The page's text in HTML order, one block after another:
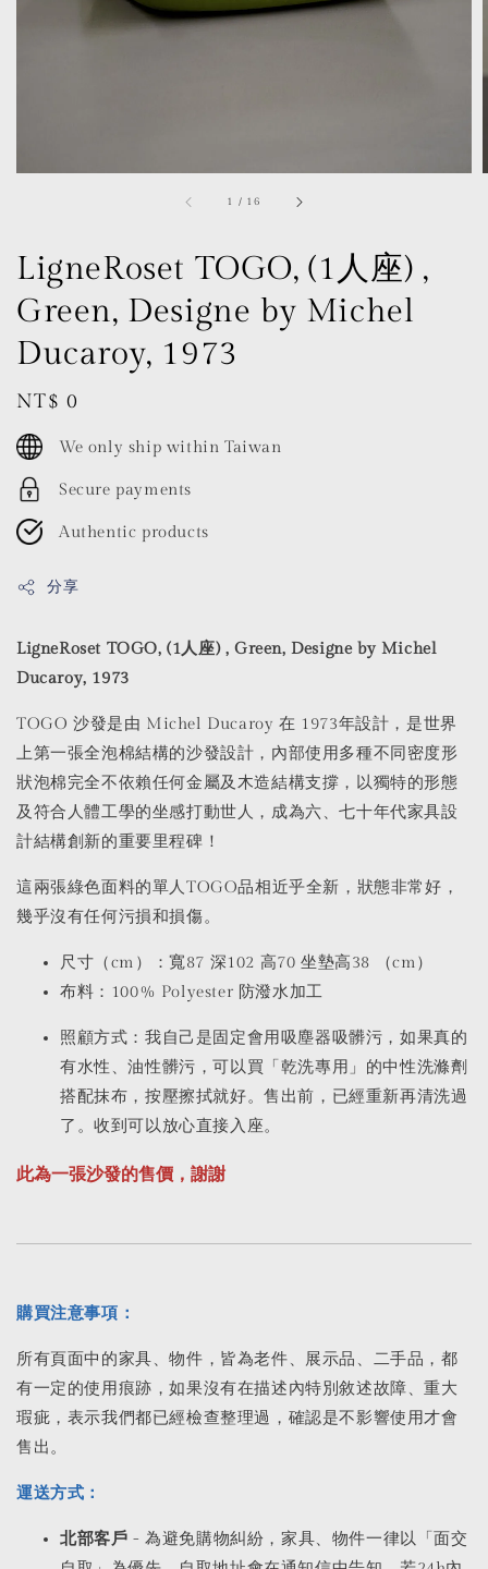
1 / 16
LigneRoset TOGO, (1人座) ,
Green, Designe by Michel
Ducaroy, 1973
Regular
price
NT$ 0
We only ship within Taiwan
Secure payments
Authentic products
分享
LigneRoset TOGO, (1人座) , Green, Designe by Michel
Ducaroy, 1973
TOGO 沙發是由 Michel Ducaroy 在 1973年設計，是世界
上第一張全泡棉結構的沙發設計，內部使用多種不同密度形
狀泡棉完全不依賴任何金屬及木造結構支撐，以獨特的形態
及符合人體工學的坐感打動世人，成為六、七十年代家具設
計結構創新的重要里程碑！
這兩張綠色面料的單人TOGO品相近乎全新，狀態非常好，
幾乎沒有任何污損和損傷。
尺寸（cm）：寬87 深102 高70 坐墊高38 （cm）
布料：100% Polyester 防潑水加工
照顧方式：我自己是固定會用吸塵器吸髒污，如果真的
有水性、油性髒污，可以買「乾洗專用」的中性洗滌劑
搭配抹布，按壓擦拭就好。售出前，已經重新再清洗過
了。收到可以放心直接入座。
此為一張沙發的售價，謝謝
購買注意事項：
所有頁面中的家具、物件，皆為老件、展示品、二手品，都
有一定的使用痕跡，如果沒有在描述內特別敘述故障、重大
瑕疵，表示我們都已經檢查整理過，確認是不影響使用才會
售出。
運送方式：
北部客戶 - 為避免購物糾紛，家具、物件一律以「面交